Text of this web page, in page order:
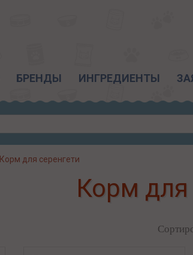
БРЕНДЫ ИНГРЕДИЕНТЫ
Корм для серенгети
Корм для